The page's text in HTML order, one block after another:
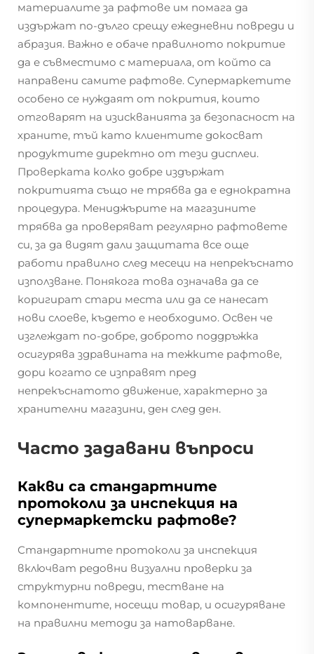
материалите за рафтове им помага да
издържат по-дълго срещу ежедневни повреди и
абразия. Важно е обаче правилното покритие
да е съвместимо с материала, от който са
направени самите рафтове. Супермаркетите
особено се нуждаят от покрития, които
отговарят на изискванията за безопасност на
храните, тъй като клиентите докосват
продуктите директно от тези дисплеи.
Проверката колко добре издържат
покритията също не трябва да е еднократна
процедура. Мениджърите на магазините
трябва да проверяват регулярно рафтовете
си, за да видят дали защитата все още
работи правилно след месеци на непрекъснато
използване. Понякога това означава да се
коригират стари места или да се нанесат
нови слоеве, където е необходимо. Освен че
изглеждат по-добре, доброто поддръжка
осигурява здравината на тежките рафтове,
дори когато се изправят пред
непрекъснатото движение, характерно за
хранителни магазини, ден след ден.
Часто задавани въпроси
Какви са стандартните
протоколи за инспекция на
супермаркетски рафтове?
Стандартните протоколи за инспекция
включват редовни визуални проверки за
структурни повреди, тестване на
компонентите, носещи товар, и осигуряване
на правилни методи за натоварване.